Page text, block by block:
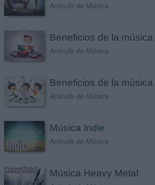
Artículo de Música
Beneficios de la
Artículo de Música
Beneficios de la
Artículo de Música
Música Indie
Artículo de Música
Música Heavy Metal